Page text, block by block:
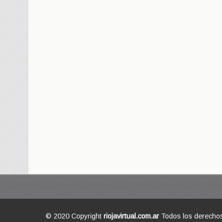
© 2020 Copyright riojavirtual.com.ar Todos los